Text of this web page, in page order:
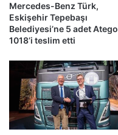
Mercedes-Benz Türk,
Eskişehir Tepebaşı
Belediyesi’ne 5 adet Atego
1018’i teslim etti